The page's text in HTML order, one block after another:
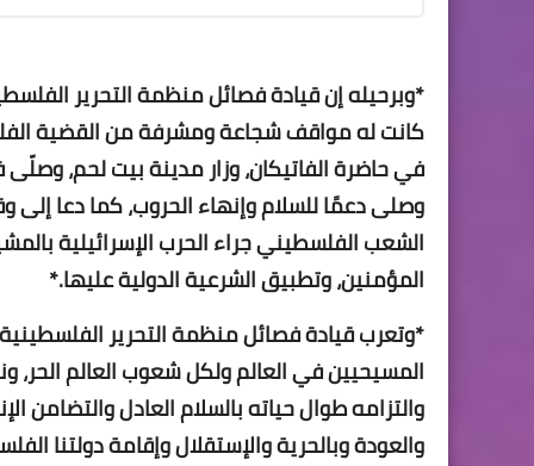
*وبرحيله إن قيادة فصائل منظمة التحرير
كانت له مواقف شجاعة ومشرفة من القضية
في حاضرة الفاتيكان، وزار مدينة بيت لحم،
وصلى دعمًا للسلام وإنهاء الحروب، كما دعا
الشعب الفلسطيني جراء الحرب الإسرائيلية
المؤمنين، وتطبيق الشرعية الدولية عليها.*
*وتعرب قيادة فصائل منظمة التحرير الفلسطينية
المسيحيين في العالم ولكل شعوب العالم الحر،
والتزامه طوال حياته بالسلام العادل
والعودة وبالحرية والإستقلال وإقامة دولتنا